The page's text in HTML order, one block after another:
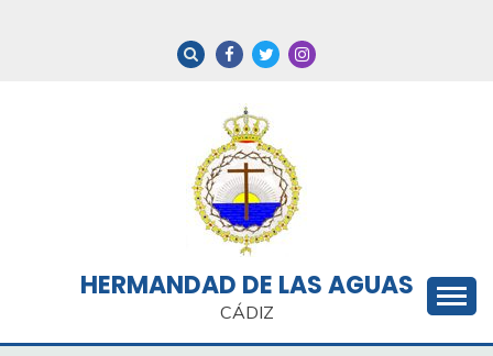
HERMANDAD DE LAS AGUAS
CÁDIZ